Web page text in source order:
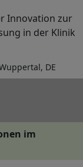
Innovation zur
in der Klinik
DE
im